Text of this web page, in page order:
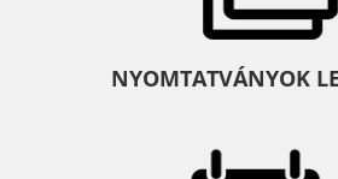
NYOMTATVÁNYOK